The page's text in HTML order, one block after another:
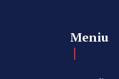
Meniu